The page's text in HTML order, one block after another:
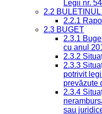
Legii nr.
2.2
2.2.1
2.3 BUGET
2.3.1
cu anul
2.3.2
2.3.3
potrivit
prevăzute
2.3.4
sau